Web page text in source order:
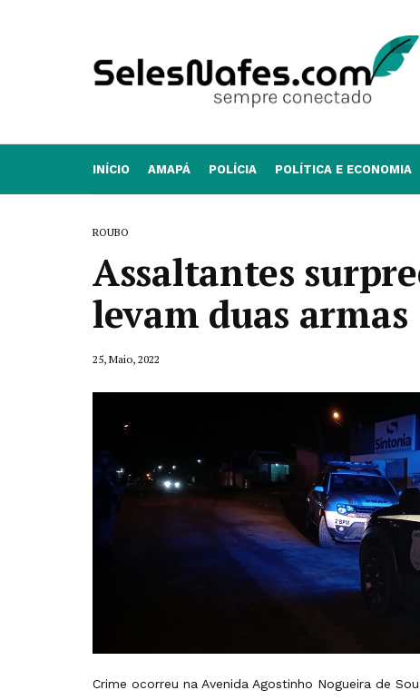
INÍCIO AMAPÁ POLÍCIA POLÍTICA E ECONOMIA
ROUBO
Assaltantes
levam duas armas
25, Maio, 2022
Crime ocorreu na Avenida Agostinho Nogueira de